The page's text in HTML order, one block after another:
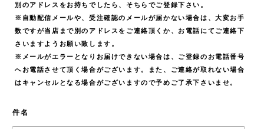
別のアドレスをお持ちでしたら、そちらでご登録下さい。
※自動配信メールや、受注確認のメールが届かない場合は、大変お手
数ですが当店まで別のアドレスをご連絡頂くか、お電話にてご連絡下
さいますようお願い致します。
※メールがエラーとなりお届けできない場合は、ご登録のお電話番号
へお電話させて頂く場合がございます。また、ご連絡が取れない場合
はキャンセルとなる場合がございますので予めご了承下さいませ。
件名